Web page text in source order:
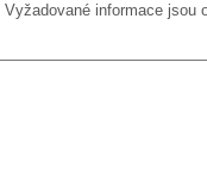
Vyžadované informace jsou